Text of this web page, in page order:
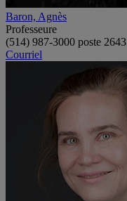
Baron, Agnès
Professeure
(514) 987-3000 poste 2643
Courriel